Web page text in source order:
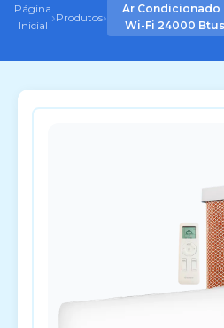
Página
Inicial ›Produtos›
Ar Condicionado
Wi-Fi 24000